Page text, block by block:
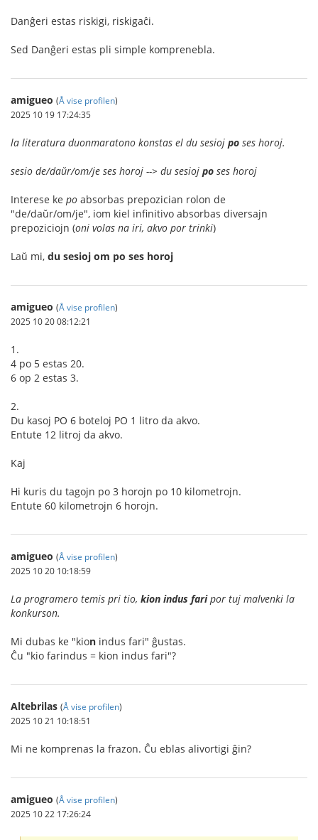
Danĝeri estas riskigi, riskigaĉi.
Sed Danĝeri estas pli simple komprenebla.
amigueo (Å vise profilen)
2025 10 19 17:24:35
la literatura duonmaratono konstas el du sesioj po ses horoj.
sesio de/daŭr/om/je ses horoj --> du sesioj po ses horoj
Interese ke po absorbas prepozician rolon de
"de/daŭr/om/je", iom kiel infinitivo absorbas diversajn
prepoziciojn (oni volas na iri, akvo por trinki)
Laŭ mi, du sesioj om po ses horoj
amigueo (Å vise profilen)
2025 10 20 08:12:21
1.
4 po 5 estas 20.
6 op 2 estas 3.
2.
Du kasoj PO 6 boteloj PO 1 litro da akvo.
Entute 12 litroj da akvo.
Kaj
Hi kuris du tagojn po 3 horojn po 10 kilometrojn.
Entute 60 kilometrojn 6 horojn.
amigueo (Å vise profilen)
2025 10 20 10:18:59
La programero temis pri tio, kion indus faripor tuj malvenki la
konkurson.
Mi dubas ke "kion indus fari" ĝustas.
Ĉu "kio farindus = kion indus fari"?
Altebrilas (Å vise profilen)
2025 10 21 10:18:51
Mi ne komprenas la frazon. Ĉu eblas alivortigi ĝin?
amigueo (Å vise profilen)
2025 10 22 17:26:24